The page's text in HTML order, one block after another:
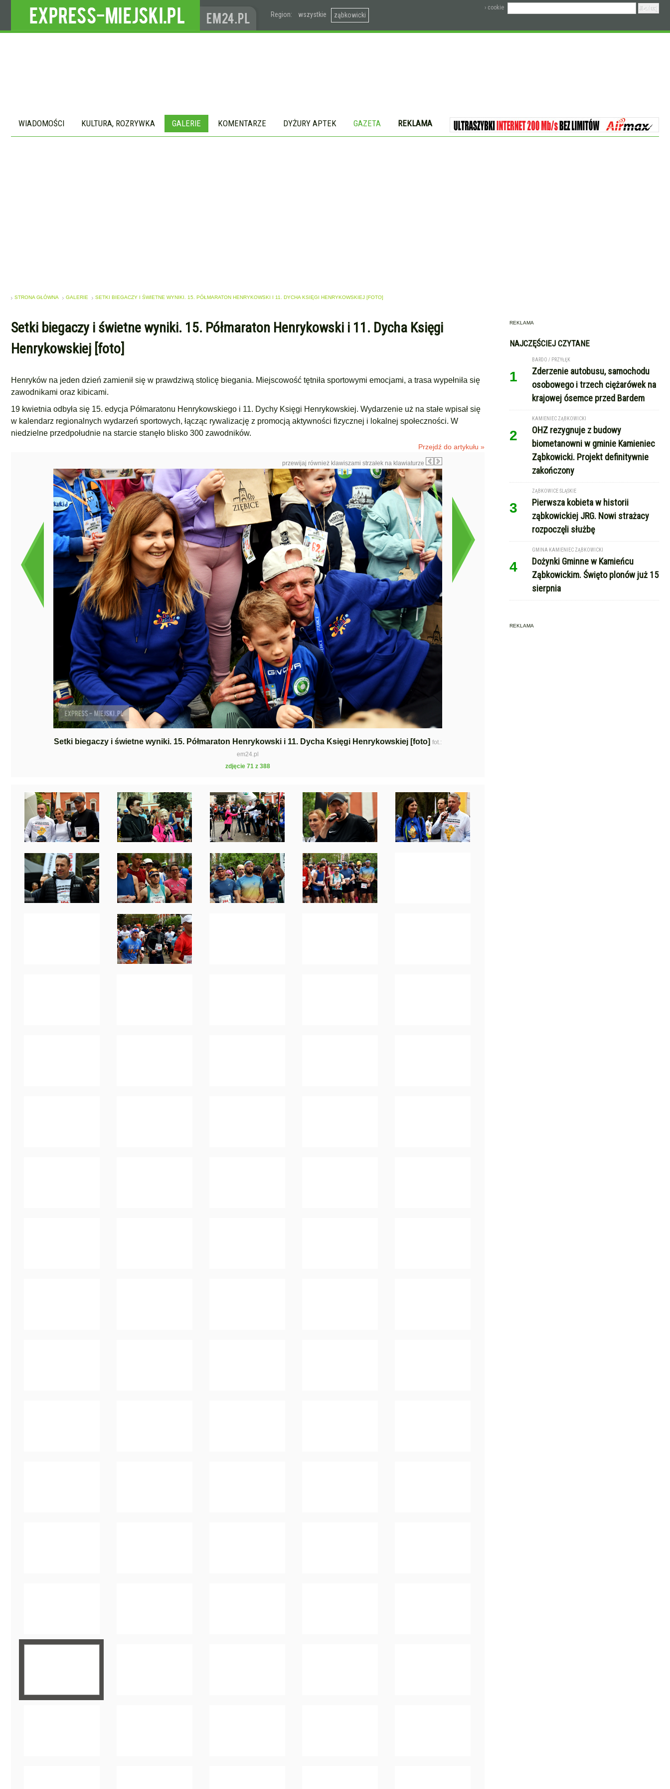
Region: wszystkie ząbkowicki
› cookie
WIADOMOŚCI KULTURA, ROZRYWKA GALERIE KOMENTARZE DYŻURY APTEK GAZETA REKLAMA
STRONA GŁÓWNA GALERIE SETKI BIEGACZY I ŚWIETNE WYNIKI. 15. PÓŁMARATON HENRYKOWSKI I 11. DYCHA KSIĘGI HENRYKOWSKIEJ [FOTO]
Setki biegaczy i świetne wyniki. 15. Półmaraton Henrykowski i 11. Dycha Księgi
Henrykowskiej [foto]
Henryków na jeden dzień zamienił się w prawdziwą stolicę biegania. Miejscowość tętniła sportowymi emocjami, a trasa wypełniła się
zawodnikami oraz kibicami.
19 kwietnia odbyła się 15. edycja Półmaratonu Henrykowskiego i 11. Dychy Księgi Henrykowskiej. Wydarzenie uż na stałe wpisał się
w kalendarz regionalnych wydarzeń sportowych, łącząc rywalizację z promocją aktywności fizycznej i lokalnej społeczności. W
niedzielne przedpołudnie na starcie stanęło blisko 300 zawodników.
Przejdź do artykułu »
przewijaj również klawiszami strzałek na klawiaturze
Setki biegaczy i świetne wyniki. 15. Półmaraton Henrykowski i 11. Dycha Księgi Henrykowskiej [foto] fot.:
em24.pl
zdjęcie 71 z 388
REKLAMA
NAJCZĘŚCIEJ CZYTANE
1
BARDO / PRZYŁĘK
Zderzenie autobusu, samochodu
osobowego i trzech ciężarówek na
krajowej ósemce przed Bardem
2
KAMIENIEC ZĄBKOWICKI
OHZ rezygnuje z budowy
biometanowni w gminie Kamieniec
Ząbkowicki. Projekt definitywnie
zakończony
3
ZĄBKOWICE ŚLĄSKIE
Pierwsza kobieta w historii
ząbkowickiej JRG. Nowi strażacy
rozpoczęli służbę
4
GMINA KAMIENIEC ZĄBKOWICKI
Dożynki Gminne w Kamieńcu
Ząbkowickim. Święto plonów już 15
sierpnia
REKLAMA